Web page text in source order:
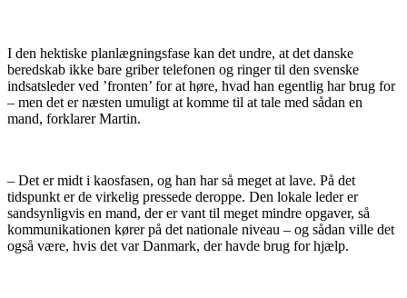
I den hektiske planlægningsfase kan det undre, at det danske
beredskab ikke bare griber telefonen og ringer til den svenske
indsatsleder ved ’fronten’ for at høre, hvad han egentlig har brug for
– men det er næsten umuligt at komme til at tale med sådan en
mand, forklarer Martin.
– Det er midt i kaosfasen, og han har så meget at lave. På det
tidspunkt er de virkelig pressede deroppe. Den lokale leder er
sandsynligvis en mand, der er vant til meget mindre opgaver, så
kommunikationen kører på det nationale niveau – og sådan ville det
også være, hvis det var Danmark, der havde brug for hjælp.